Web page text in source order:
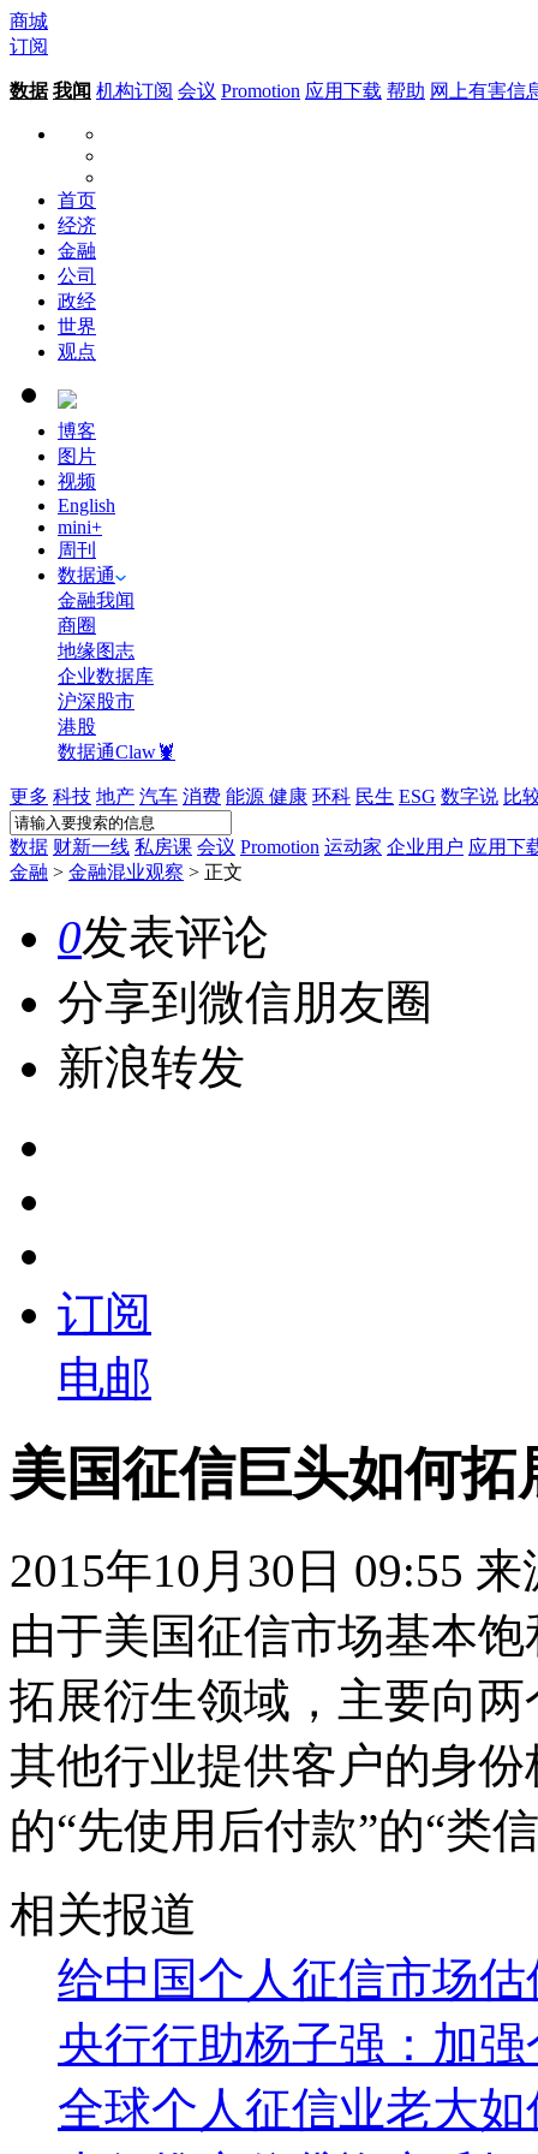
商城
订阅
数据 我闻 机构订阅 会议 Promotion 应用下载 帮助 网上有害信
首页
经济
金融
公司
政经
世界
观点
博客
图片
视频
English
mini+
周刊
数据通
金融我闻
商圈
地缘图志
企业数据库
沪深股市
港股
数据通Claw🦞
更多 科技 地产 汽车 消费 能源 健康 环科 民生 ESG 数字说 比
数据 财新一线 私房课 会议 Promotion 运动家 企业用户 应用下
金融 > 金融混业观察 > 正文
0发表评论
分享到微信朋友圈
新浪转发
订阅
电邮
美国征信巨头如何
2015年10月30日 09:55
由于美国征信市场基本
拓展衍生领域，主要向
其他行业提供客户的身
的“先使用后付款”的“类
相关报道
给中国个人征信市场估
央行行助杨子强：加
全球个人征信业老大